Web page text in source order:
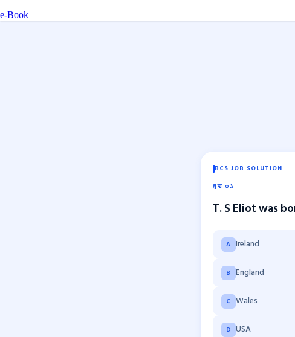
e-Book
BCS JOB SOLUTION
প্রশ্ন ০১
T. S Eliot was
A Ireland
B England
C Wales
D USA